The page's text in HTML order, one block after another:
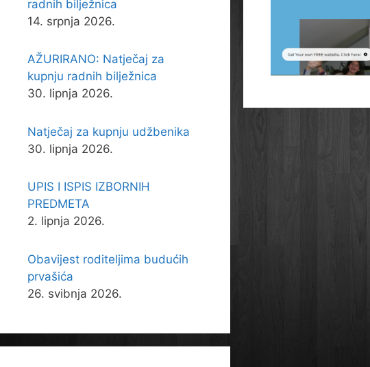
radnih bilježnica
14. srpnja 2026.
AŽURIRANO: Natječaj za
kupnju radnih bilježnica
30. lipnja 2026.
Natječaj za kupnju udžbenika
30. lipnja 2026.
UPIS I ISPIS IZBORNIH
PREDMETA
2. lipnja 2026.
Obavijest roditeljima budućih
prvašića
26. svibnja 2026.